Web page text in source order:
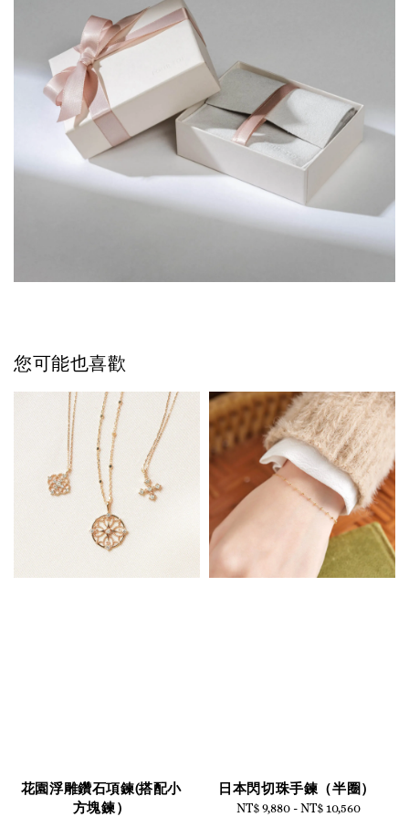
您可能也喜歡
花園浮雕鑽石項鍊(搭配小
方塊鍊）
日本閃切珠手鍊（半圈）
Regular
NT$ 9,880 -NT$ 10,560